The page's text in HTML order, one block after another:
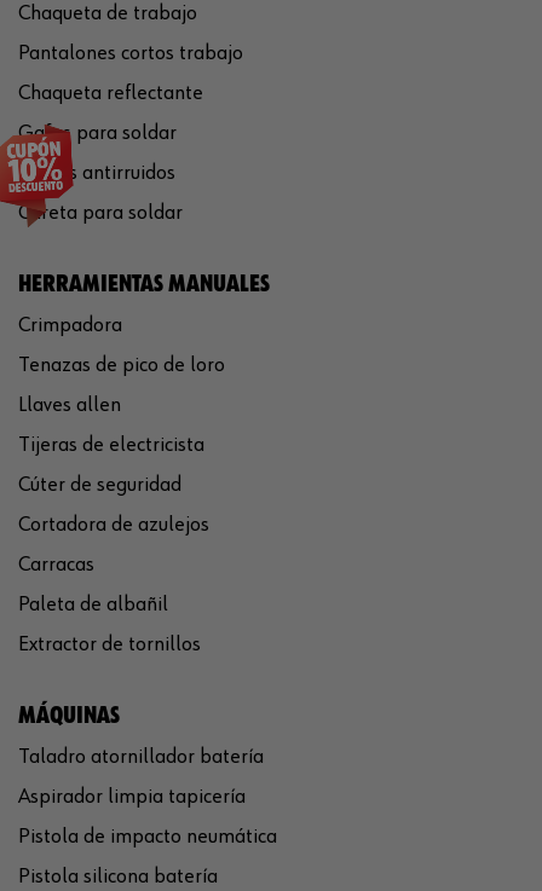
Chaqueta de trabajo
Pantalones cortos trabajo
Chaqueta reflectante
Gafas para soldar
Cascos antirruidos
Careta para soldar
HERRAMIENTAS MANUALES
Crimpadora
Tenazas de pico de loro
Llaves allen
Tijeras de electricista
Cúter de seguridad
Cortadora de azulejos
Carracas
Paleta de albañil
Extractor de tornillos
MÁQUINAS
Taladro atornillador batería
Aspirador limpia tapicería
Pistola de impacto neumática
Pistola silicona batería